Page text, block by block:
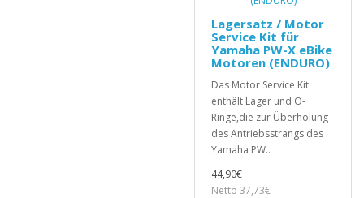
Lagersatz / Motor
Service Kit für
Yamaha PW-X eBike
Motoren (ENDURO)
Das Motor Service Kit
enthält Lager und O-
Ringe,die zur Überholung
des Antriebsstrangs des
Yamaha PW..
44,90€
Netto 37,73€